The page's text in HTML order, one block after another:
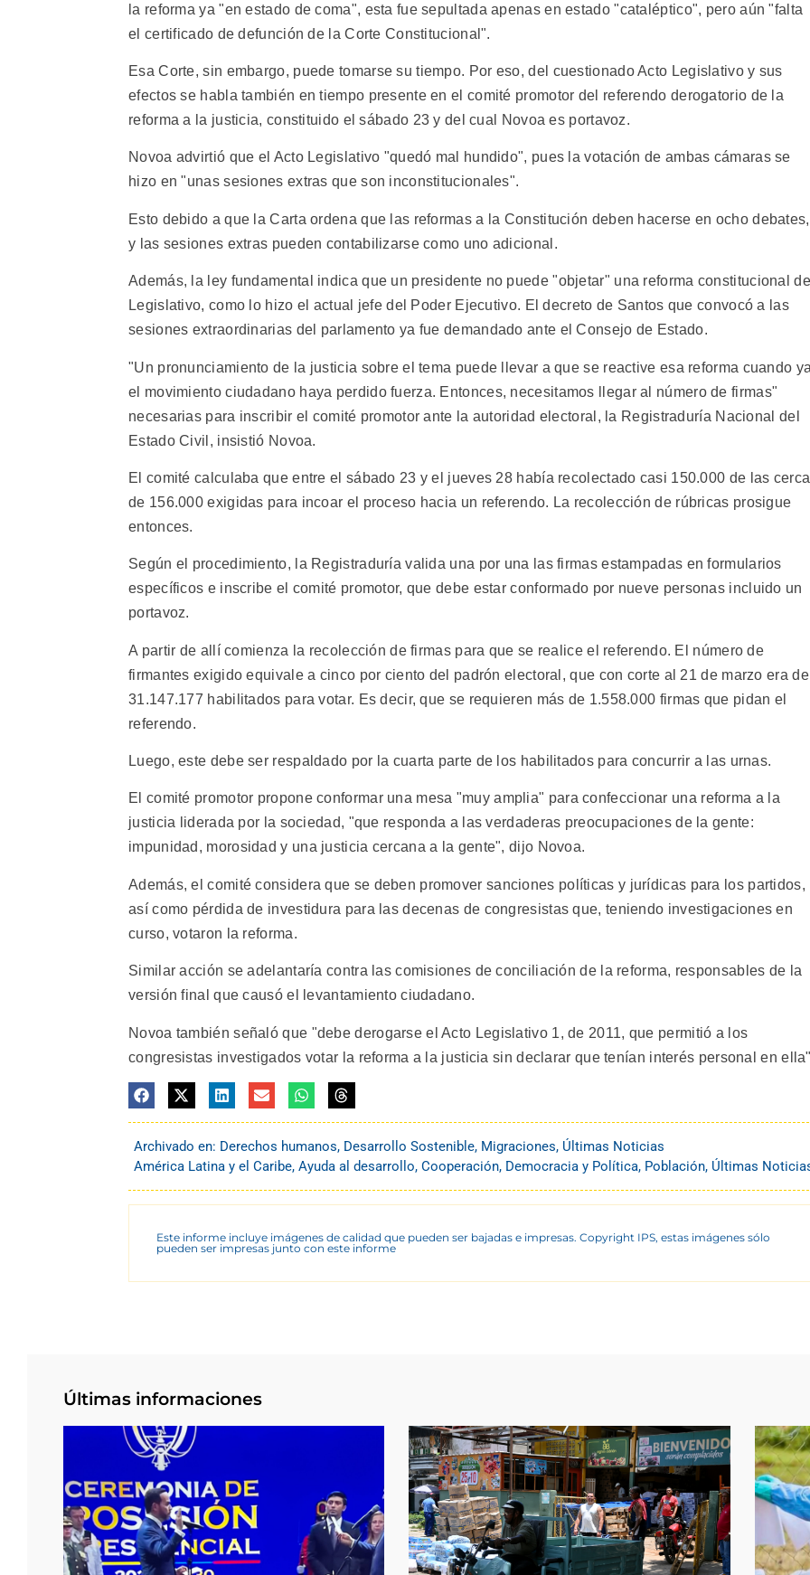
la reforma ya "en estado de coma", esta fue sepultada apenas en estado "cataléptico", pero aún "falta
el certificado de defunción de la Corte Constitucional".
Esa Corte, sin embargo, puede tomarse su tiempo. Por eso, del cuestionado Acto Legislativo y sus
efectos se habla también en tiempo presente en el comité promotor del referendo derogatorio de la
reforma a la justicia, constituido el sábado 23 y del cual Novoa es portavoz.
Novoa advirtió que el Acto Legislativo "quedó mal hundido", pues la votación de ambas cámaras se
hizo en "unas sesiones extras que son inconstitucionales".
Esto debido a que la Carta ordena que las reformas a la Constitución deben hacerse en ocho debates,
y las sesiones extras pueden contabilizarse como uno adicional.
Además, la ley fundamental indica que un presidente no puede "objetar" una reforma constitucional
Legislativo, como lo hizo el actual jefe del Poder Ejecutivo. El decreto de Santos que convocó a las
sesiones extraordinarias del parlamento ya fue demandado ante el Consejo de Estado.
"Un pronunciamiento de la justicia sobre el tema puede llevar a que se reactive esa reforma cuando
el movimiento ciudadano haya perdido fuerza. Entonces, necesitamos llegar al número de firmas"
necesarias para inscribir el comité promotor ante la autoridad electoral, la Registraduría Nacional del
Estado Civil, insistió Novoa.
El comité calculaba que entre el sábado 23 y el jueves 28 había recolectado casi 150.000 de las cerca
de 156.000 exigidas para incoar el proceso hacia un referendo. La recolección de rúbricas prosigue
entonces.
Según el procedimiento, la Registraduría valida una por una las firmas estampadas en formularios
específicos e inscribe el comité promotor, que debe estar conformado por nueve personas incluido un
portavoz.
A partir de allí comienza la recolección de firmas para que se realice el referendo. El número de
firmantes exigido equivale a cinco por ciento del padrón electoral, que con corte al 21 de marzo era de
31.147.177 habilitados para votar. Es decir, que se requieren más de 1.558.000 firmas que pidan el
referendo.
Luego, este debe ser respaldado por la cuarta parte de los habilitados para concurrir a las urnas.
El comité promotor propone conformar una mesa "muy amplia" para confeccionar una reforma a la
justicia liderada por la sociedad, "que responda a las verdaderas preocupaciones de la gente:
impunidad, morosidad y una justicia cercana a la gente", dijo Novoa.
Además, el comité considera que se deben promover sanciones políticas y jurídicas para los partidos,
así como pérdida de investidura para las decenas de congresistas que, teniendo investigaciones en
curso, votaron la reforma.
Similar acción se adelantaría contra las comisiones de conciliación de la reforma, responsables de la
versión final que causó el levantamiento ciudadano.
Novoa también señaló que "debe derogarse el Acto Legislativo 1, de 2011, que permitió a los
congresistas investigados votar la reforma a la justicia sin declarar que tenían interés personal en
Archivado en: Derechos humanos, Desarrollo Sostenible, Migraciones, Últimas Noticias
América Latina y el Caribe, Ayuda al desarrollo, Cooperación, Democracia y Política, Población, Últimas
Este informe incluye imágenes de calidad que pueden ser bajadas e impresas. Copyright IPS, estas imágenes sólo
pueden ser impresas junto con este informe
Últimas informaciones